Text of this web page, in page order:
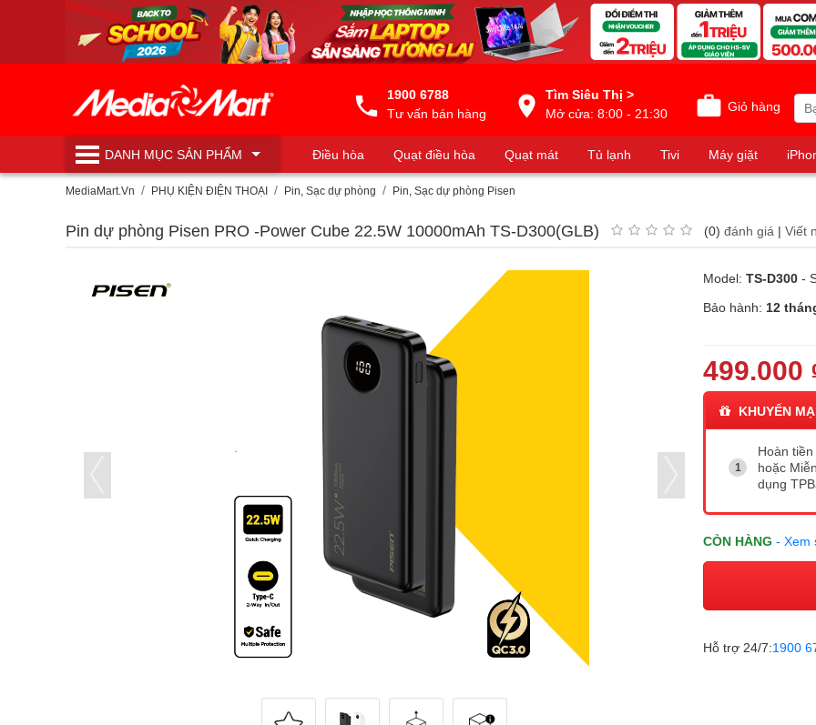
1900 6788
Tư vấn bán hàng
Tìm Siêu Thị >
Mở cửa: 8:00 - 21:30
Giỏ hàng
DANH MỤCSẢN PHẨM Điều hòa Quạt điều hòa Quạt mát Tủ lạnh Tivi Máy giặt
Máy lọc nước
MediaMart.Vn PHỤ KIỆN ĐIỆN THOẠI Pin, Sạc dự phòng Pin, Sạc dự phòng Pisen
Pin dự phòng Pisen PRO -Power Cube 22.5W 10000mAh TS-D300(GLB) (0) đánh giá | Viết
Model: TS-D300 -
Bảo hành: 12
499.000
KHUYẾN
Hoàn
hoặc
dụng
CÒN HÀNG - Xem
Hỗ trợ 24/7:1900